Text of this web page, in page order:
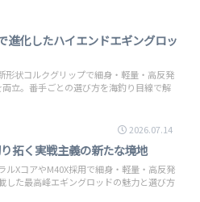
進化したハイエンドエギングロッ
形状コルクグリップで細身・軽量・高反発
立。番手ごとの選び方を海釣り目線で解
2026.07.14
拓く実戦主義の新たな境地
XコアやM40X採用で細身・軽量・高反発
した最高峰エギングロッドの魅力と選び方